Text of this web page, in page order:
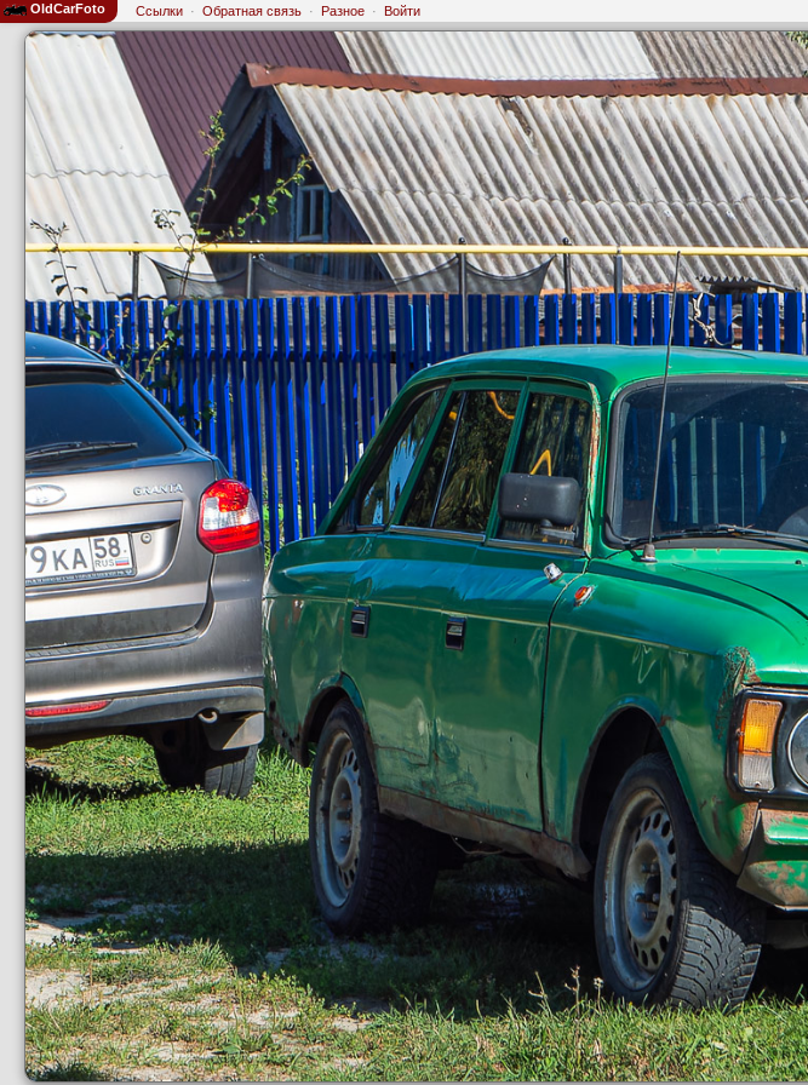
OldCarFoto Ссылки · Обратная связь · Разное · Войти